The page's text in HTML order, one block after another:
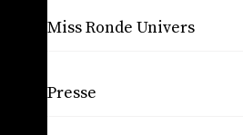
Miss Ronde Univers
Presse